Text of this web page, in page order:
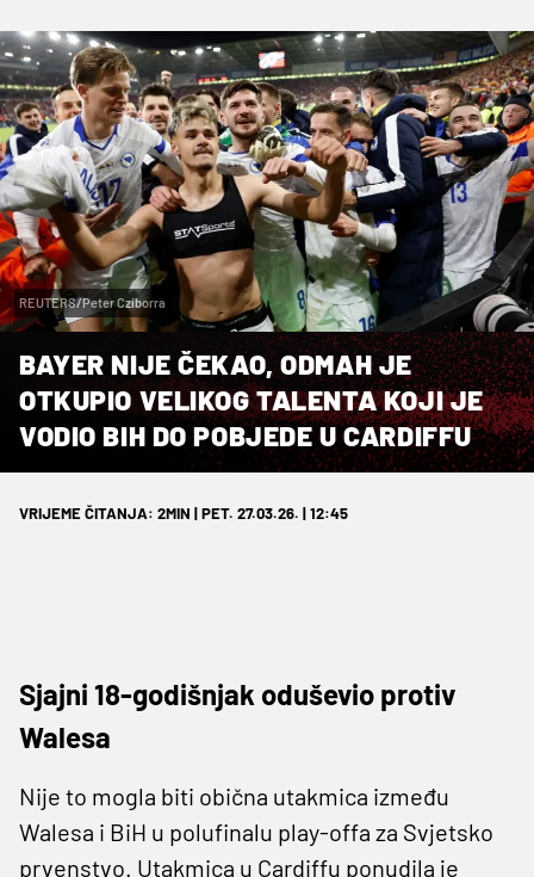
REUTERS/Peter Cziborra
BAYER NIJE ČEKAO, ODMAH JE
OTKUPIO VELIKOG TALENTA KOJI JE
VODIO BIH DO POBJEDE U CARDIFFU
VRIJEME ČITANJA: 2MIN | PET. 27.03.26. | 12:45
Sjajni 18-godišnjak oduševio protiv
Walesa
Nije to mogla biti obična utakmica između
Walesa i BiH u polufinalu play-offa za Svjetsko
prvenstvo. Utakmica u Cardiffu ponudila je